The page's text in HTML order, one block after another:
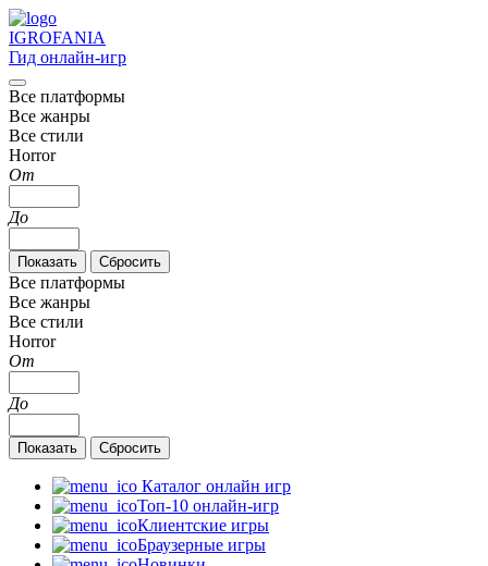
IGROFANIA
Гид онлайн-игр
Все платформы
Все жанры
Все стили
Horror
От
До
Все платформы
Все жанры
Все стили
Horror
От
До
Каталог онлайн игр
Топ-10 онлайн-игр
Клиентские игры
Браузерные игры